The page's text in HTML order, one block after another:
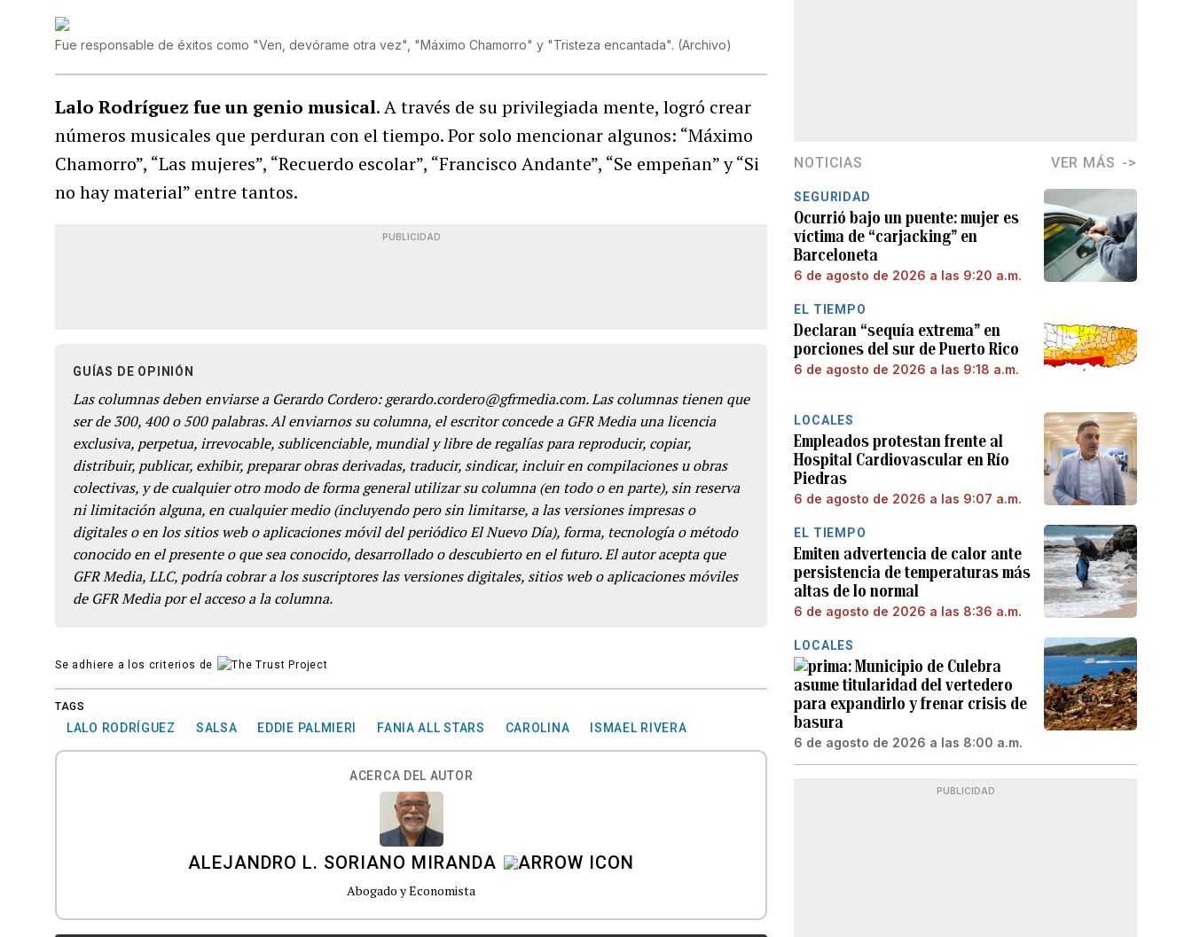
Fue responsable de éxitos como "Ven, devórame otra vez", "Máximo Chamorro" y "Tristeza encantada". (Archivo)
Lalo Rodríguez fue un genio musical. A través de su privilegiada mente, logró crear
números musicales que perduran con el tiempo. Por solo mencionar algunos: “Máximo
Chamorro”, “Las mujeres”, “Recuerdo escolar”, “Francisco Andante”, “Se empeñan” y “Si
no hay material” entre tantos.
PUBLICIDAD
GUÍAS DE OPINIÓN
Las columnas deben enviarse a Gerardo Cordero: gerardo.cordero@gfrmedia.com. Las columnas tienen que
ser de 300, 400 o 500 palabras. Al enviarnos su columna, el escritor concede a GFR Media una licencia
exclusiva, perpetua, irrevocable, sublicenciable, mundial y libre de regalías para reproducir, copiar,
distribuir, publicar, exhibir, preparar obras derivadas, traducir, sindicar, incluir en compilaciones u obras
colectivas, y de cualquier otro modo de forma general utilizar su columna (en todo o en parte), sin reserva
ni limitación alguna, en cualquier medio (incluyendo pero sin limitarse, a las versiones impresas o
digitales o en los sitios web o aplicaciones móvil del periódico El Nuevo Día), forma, tecnología o método
conocido en el presente o que sea conocido, desarrollado o descubierto en el futuro. El autor acepta que
GFR Media, LLC, podría cobrar a los suscriptores las versiones digitales, sitios web o aplicaciones móviles
de GFR Media por el acceso a la columna.
Se adhiere a los criterios de
TAGS
LALO RODRÍGUEZ SALSA EDDIE PALMIERI FANIA ALL STARS CAROLINA ISMAEL RIVERA
ACERCA DEL AUTOR
ALEJANDRO L. SORIANO MIRANDA
Abogado y Economista
NOTICIAS VER MÁS
SEGURIDAD
Ocurrió bajo un puente: mujer es
víctima de “carjacking” en
Barceloneta
6 de agosto de 2026 a las 9:20 a.m.
EL TIEMPO
Declaran “sequía extrema” en
porciones del sur de Puerto Rico
6 de agosto de 2026 a las 9:18 a.m.
LOCALES
Empleados protestan frente al
Hospital Cardiovascular en Río
Piedras
6 de agosto de 2026 a las 9:07 a.m.
EL TIEMPO
Emiten advertencia de calor ante
persistencia de temperaturas más
altas de lo normal
6 de agosto de 2026 a las 8:36 a.m.
LOCALES
Municipio de Culebra
asume titularidad del vertedero
para expandirlo y frenar crisis de
basura
6 de agosto de 2026 a las 8:00 a.m.
PUBLICIDAD